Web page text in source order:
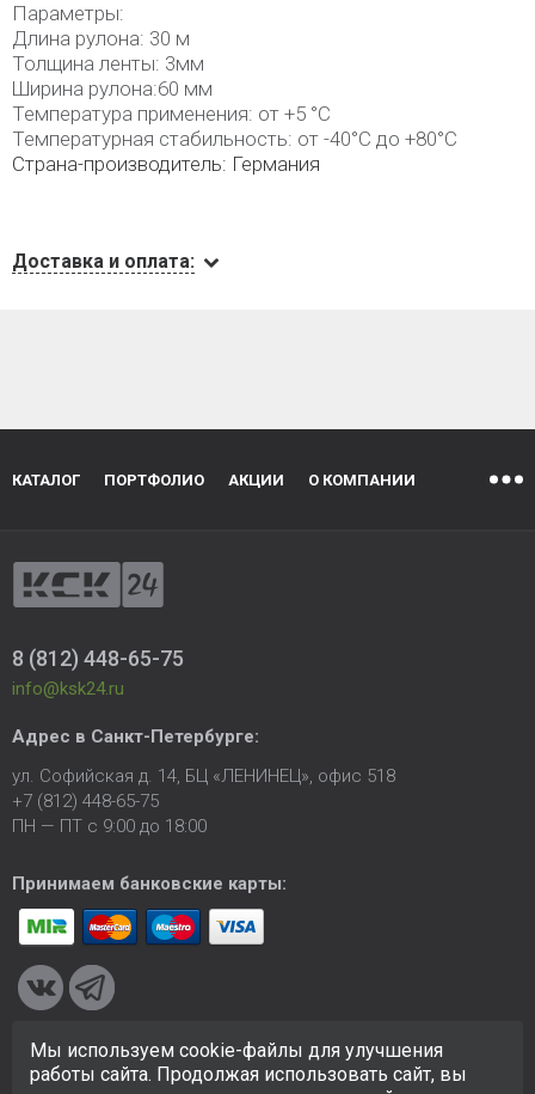
Параметры:
Длина рулона: 30 м
Толщина ленты: 3мм
Ширина рулона:60 мм
Температура применения: от +5 °C
Температурная стабильность: от -40°C до +80°C
Страна-производитель: Германия
Доставка и оплата:
КАТАЛОГ ПОРТФОЛИО АКЦИИ О КОМПАНИИ
8 (812) 448-65-75
info@ksk24.ru
Адрес в Санкт-Петербурге:
ул. Софийская д. 14, БЦ «ЛЕНИНЕЦ», офис 518
+7 (812) 448-65-75
ПН — ПТ с 9:00 до 18:00
Принимаем банковские карты:
© 2005-2026 ООО «КСК». Сайтhttps://ksk24.ruсоздан
исключительно в информационных целях и любая информация
Мы используем cookie-файлы для улучшения
работы сайта. Продолжая использовать сайт, вы